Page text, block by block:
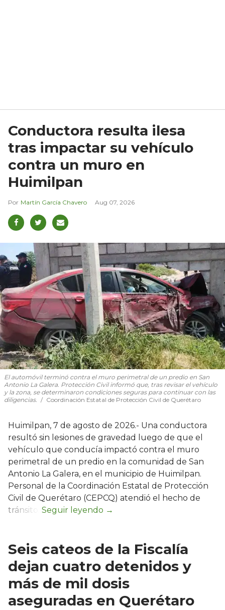
Conductora resulta ilesa
tras impactar su vehículo
contra un muro en
Huimilpan
Martín García Chavero Aug 07, 2026
El automóvil terminó contra el muro perimetral de un predio en San
Antonio La Galera. Protección Civil informó que, tras revisar el vehículo
y la zona, se determinaron condiciones seguras para continuar con las
diligencias.
Coordinación Estatal de Protección Civil de Querétaro
Huimilpan, 7 de agosto de 2026.- Una conductora
resultó sin lesiones de gravedad luego de que el
vehículo que conducía impactó contra el muro
perimetral de un predio en la comunidad de San
Antonio La Galera, en el municipio de Huimilpan.
Personal de la Coordinación Estatal de Protección
Civil de Querétaro (CEPCQ) atendió el hecho de
tránsito.
Seis cateos de la Fiscalía
dejan cuatro detenidos y
más de mil dosis
aseguradas en Querétaro